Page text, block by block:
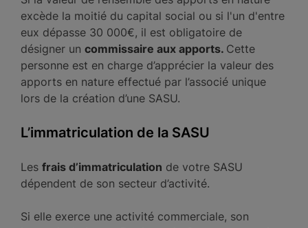
excède la moitié du capital social ou si l'un d'entre
eux dépasse 30 000€, il est obligatoire de
désigner un commissaire aux apports. Cette
personne est en charge d’apprécier la valeur des
apports en nature effectué par l’associé unique
lors de la création d’une SASU.
L’immatriculation de la SASU
Les frais d’immatriculation de votre SASU
dépendent de son secteur d’activité.
Si elle exerce une activité commerciale, son